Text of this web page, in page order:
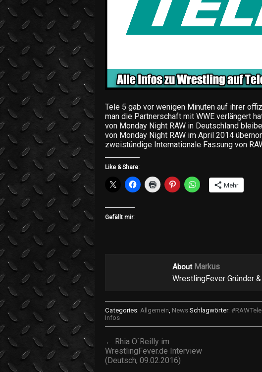
Tele 5 gab vor wenigen Minuten auf ihrer
man die Partnerschaft mit WWE verlängert
von Monday Night RAW in Deutschland
von Monday Night RAW im April 2014
zweistündige Internationale Fassung von
Like & Share:
Mehr
Gefällt mir:
About Markus
WrestlingFever Gründer
Categories: Allgemein, News Schlagwörter:
Infos
← Rhia O`Reilly im
WrestlingFever.de Interview
(Deutsch, 09.02.2016)